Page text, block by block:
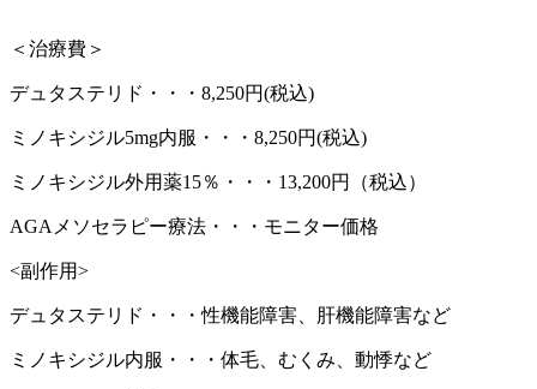
＜治療費＞
デュタステリド・・・8,250円(税込)
ミノキシジル5mg内服・・・8,250円(税込)
ミノキシジル外用薬15％・・・13,200円（税込）
AGAメソセラピー療法・・・モニター価格
<副作用>
デュタステリド・・・性機能障害、肝機能障害など
ミノキシジル内服・・・体毛、むくみ、動悸など